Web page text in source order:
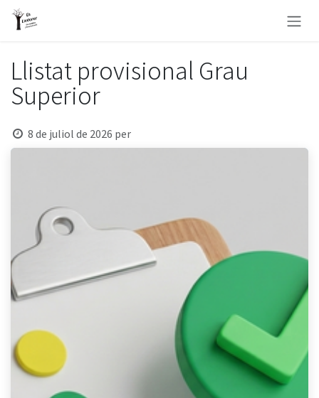
Skip to Content
Llistat provisional Grau
Superior
8 de juliol de 2026 per